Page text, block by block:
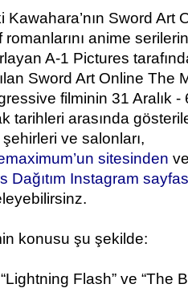
Kawahara’nın Sword Art
romanlarını anime
A-1 Pictures
Sword Art Online The
filminin 31 Aralık -
tarihleri arasında
ve salonları,
sitesinden
Dağıtım Instagram
konusu şu şekilde:
Flash” ve “The